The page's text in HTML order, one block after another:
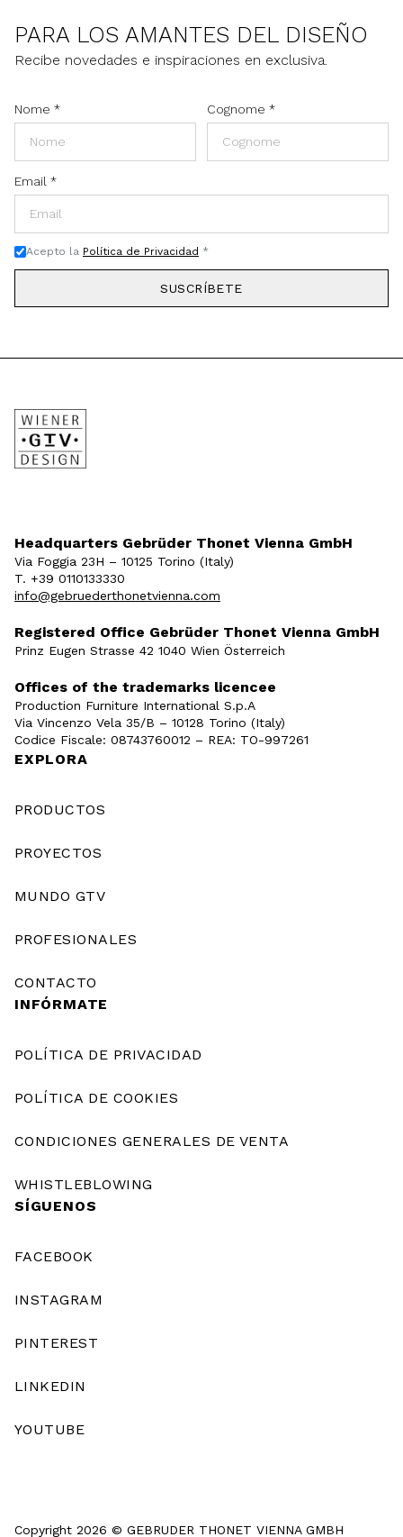
PARA LOS AMANTES DEL DISEÑO
Recibe novedades e inspiraciones en exclusiva.
Nome * Cognome *
Email *
Acepto la Política de Privacidad *
SUSCRÍBETE
Headquarters Gebrüder Thonet Vienna GmbH
Via Foggia 23H – 10125 Torino (Italy)
T. +39 0110133330
info@gebruederthonetvienna.com
Registered Office Gebrüder Thonet Vienna GmbH
Prinz Eugen Strasse 42 1040 Wien Österreich
Offices of the trademarks licencee
Production Furniture International S.p.A
Via Vincenzo Vela 35/B – 10128 Torino (Italy)
Codice Fiscale: 08743760012 – REA: TO-997261
EXPLORA
PRODUCTOS
PROYECTOS
MUNDO GTV
PROFESIONALES
CONTACTO
INFÓRMATE
POLÍTICA DE PRIVACIDAD
POLÍTICA DE COOKIES
CONDICIONES GENERALES DE VENTA
WHISTLEBLOWING
SÍGUENOS
FACEBOOK
INSTAGRAM
PINTEREST
LINKEDIN
YOUTUBE
Copyright 2026 © GEBRUDER THONET VIENNA GMBH